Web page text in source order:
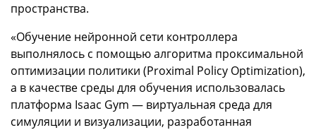
пространства.
«Обучение нейронной сети контроллера
выполнялось с помощью алгоритма проксимальной
оптимизации политики (Proximal Policy Optimization),
а в качестве среды для обучения использовалась
платформа Isaac Gym — виртуальная среда для
симуляции и визуализации, разработанная